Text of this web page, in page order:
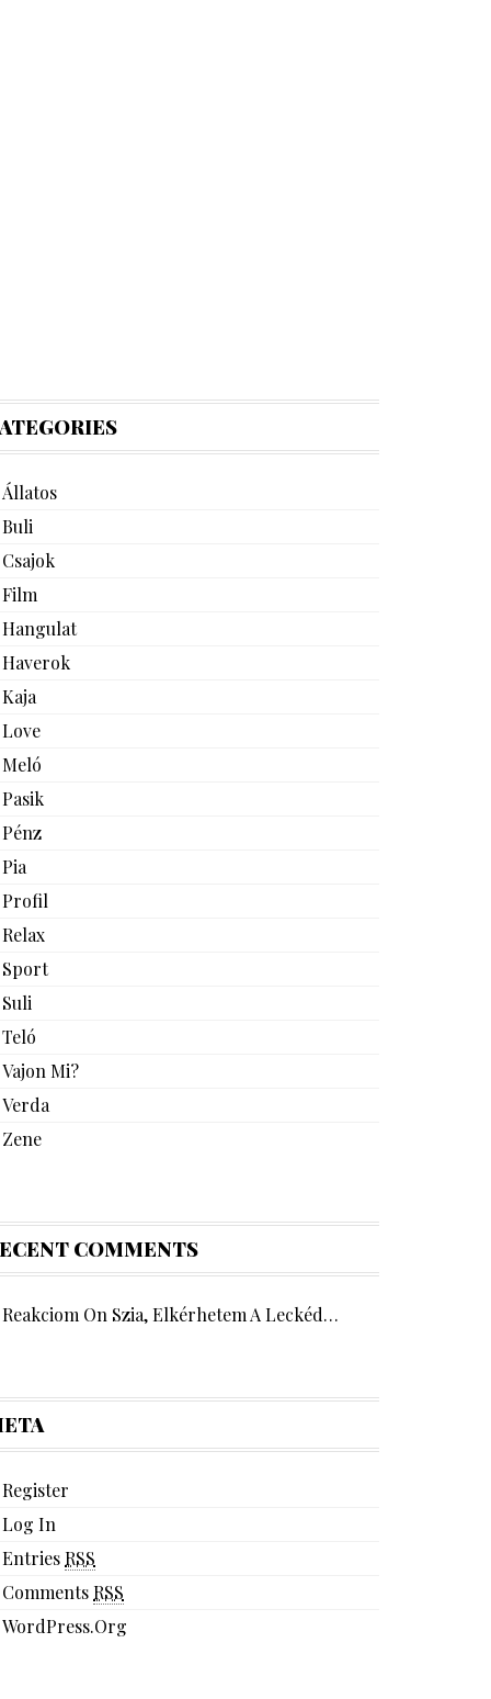
Állatos
Buli
Csajok
Film
Hangulat
Haverok
Kaja
Love
Meló
Pasik
Pénz
Pia
Profil
Relax
Sport
Suli
Teló
Vajon Mi?
Verda
Zene
COMMENTS
Reakciom On Szia, Elkérhetem A Leckéd…
Register
Log In
Entries RSS
Comments RSS
WordPress.org